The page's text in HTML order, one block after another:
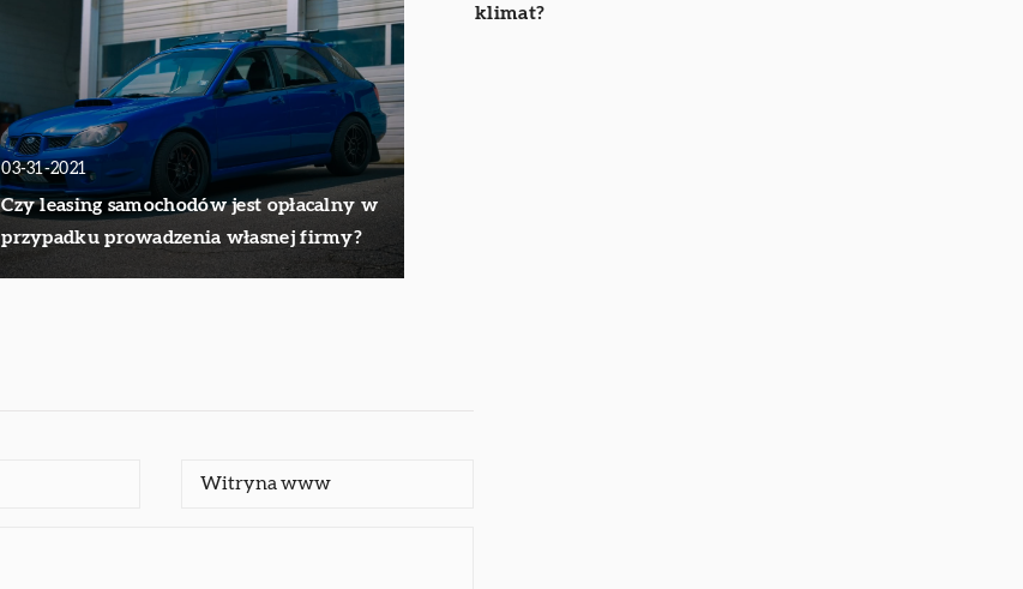
03-31-2021
Czy leasing samochodów jest opłacalny w
przypadku prowadzenia własnej firmy?
klimat?